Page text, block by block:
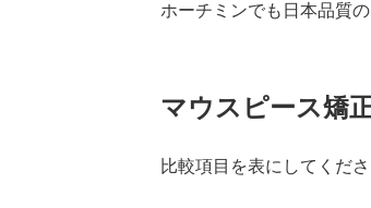
ホーチミンでも日本品質
マウスピース矯
比較項目を表にしてくださ